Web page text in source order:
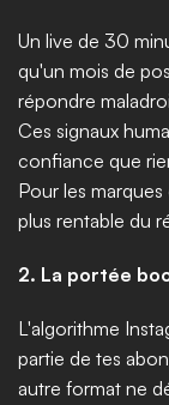
Un live de 30
qu'un mois de
répondre
Ces signaux
confiance que
Pour les
plus rentable du
2. La portée
L'algorithme
partie de tes
autre format ne